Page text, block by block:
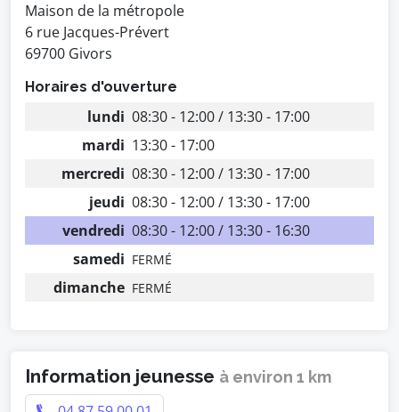
Maison de la métropole
6 rue Jacques-Prévert
69700 Givors
Horaires d'ouverture
lundi 08:30 - 12:00 / 13:30 - 17:00
mardi 13:30 - 17:00
mercredi 08:30 - 12:00 / 13:30 - 17:00
jeudi 08:30 - 12:00 / 13:30 - 17:00
vendredi 08:30 - 12:00 / 13:30 - 16:30
samedi FERMÉ
dimanche FERMÉ
Information jeunesse à environ 1 km